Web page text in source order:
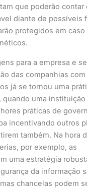
que poderão contar
diante de possíveis
protegidos em caso
para a empresa e
das companhias com
já se tornou uma
quando uma instituição
práticas de
incentivando outros
também. Na hora
por exemplo, as
uma estratégia
da informação
chancelas podem